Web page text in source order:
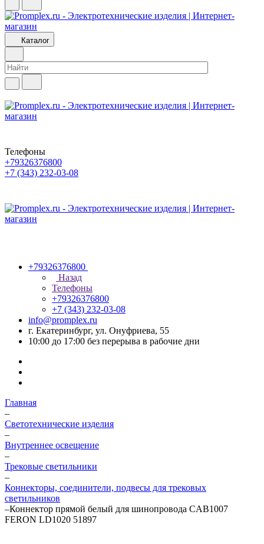
Каталог
Телефоны
+79326376800
+7 (343) 232-03-08
+79326376800
Назад
Телефоны
+79326376800
+7 (343) 232-03-08
info@promplex.ru
г. Екатеринбург, ул. Онуфриева, 55
10:00 до 17:00 без перерыва в рабочие дни
Главная
–
Светотехнические изделия
–
Внутреннее освещение
–
Трековые светильники
–
Коннекторы, соединители, подвесы для трековых
светильников
–Коннектор прямой белый для шинопровода CAB1007
FERON LD1020 51897